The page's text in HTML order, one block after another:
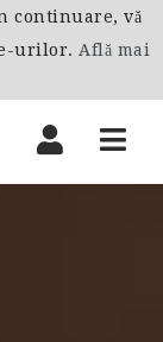
continuare, vă
urilor. Află mai